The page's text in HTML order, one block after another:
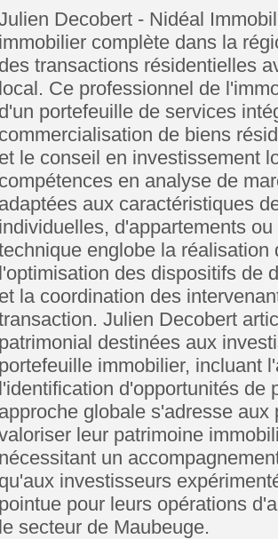
Decobert - Nidéal
immobilier complète dans la
des transactions résidentielles
local. Ce professionnel de
d'un portefeuille de services
commercialisation de biens
et le conseil en investissement
compétences en analyse de
adaptées aux caractéristiques
individuelles, d'appartements
englobe la
l'optimisation des dispositifs de
et la coordination des
Julien Decobert
patrimonial destinées aux
portefeuille immobilier, incluant
l'identification d'opportunités de
approche globale s'adresse
leur patrimoine
nécessitant un
qu'aux investisseurs
pointue pour leurs opérations
le secteur de Maubeuge.